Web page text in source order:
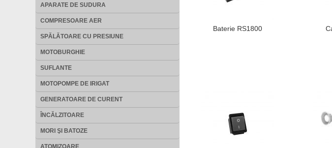
APARATE DE SUDURA
COMPRESOARE AER
SPĂLĂTOARE CU PRESIUNE
MOTOBURGHIE
SUFLANTE
MOTOPOMPE DE IRIGAT
GENERATOARE DE CURENT
ÎNCĂLZITOARE
MORI ŞI BATOZE
ATOMIZOARE
Baterie RS1800